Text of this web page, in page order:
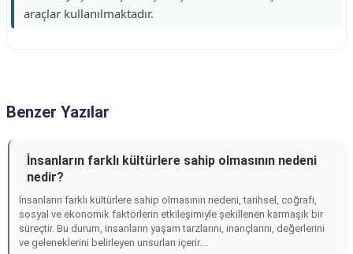
araçlar kullanılmaktadır.
Benzer Yazılar
İnsanların farklı kültürlere sahip olmasının nedeni
nedir?
İnsanların farklı kültürlere sahip olmasının nedeni, tarihsel, coğrafi,
sosyal ve ekonomik faktörlerin etkileşimiyle şekillenen karmaşık bir
süreçtir. Bu durum, insanların yaşam tarzlarını, inançlarını, değerlerini
ve geleneklerini belirleyen unsurları içerir....